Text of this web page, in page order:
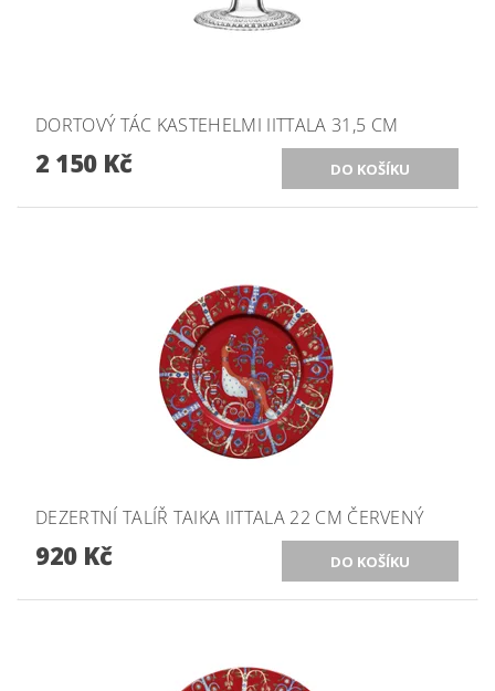
DORTOVÝ TÁC KASTEHELMI IITTALA 31,5 CM
2 150 Kč
DEZERTNÍ TALÍŘ TAIKA IITTALA 22 CM ČERVENÝ
920 Kč